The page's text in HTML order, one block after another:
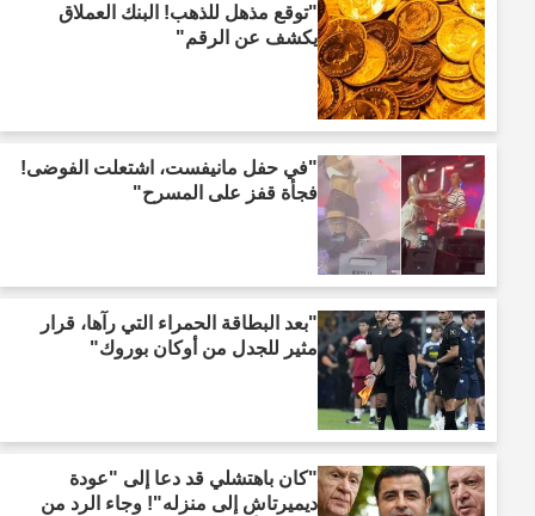
"توقع مذهل للذهب! البنك العملاق
يكشف عن الرقم"
"في حفل مانيفست، اشتعلت الفوضى!
فجأة قفز على المسرح"
"بعد البطاقة الحمراء التي رآها، قرار
مثير للجدل من أوكان بوروك"
"كان باهتشلي قد دعا إلى "عودة
ديميرتاش إلى منزله"! وجاء الرد من